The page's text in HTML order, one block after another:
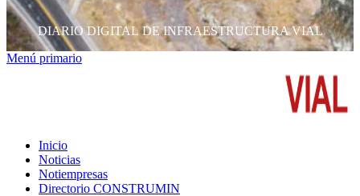
DIARIO DIGITAL DE INFRAESTRUCTURA VIAL
Menú primario
Inicio
Noticias
Notiempresas
Directorio CONSTRUMIN